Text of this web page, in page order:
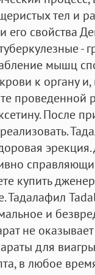
тел и
его свойства
-
мышц
к органу и,
проведенной
После
купить
Тадалафил
и
не
для
в любое